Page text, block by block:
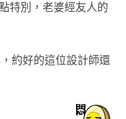
特別 ， 老婆經友人的
約好的這位設計師還